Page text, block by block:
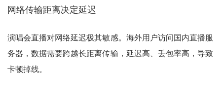
网络传输距离决定延迟
演唱会直播对网络延迟极其敏感。海外用户访问国内直播服
务器，数据需要跨越长距离传输，延迟高、丢包率高，导致
卡顿掉线。